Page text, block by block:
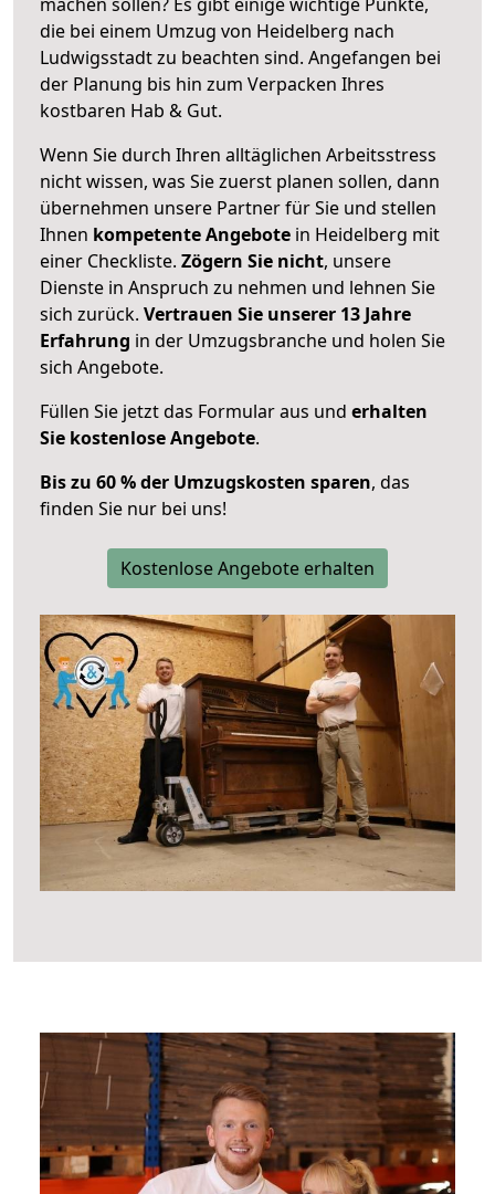
die bei einem Umzug von Heidelberg nach
Ludwigsstadt zu beachten sind. Angefangen bei
der Planung bis hin zum Verpacken Ihres
kostbaren Hab & Gut.
Wenn Sie durch Ihren alltäglichen Arbeitsstress
nicht wissen, was Sie zuerst planen sollen, dann
übernehmen unsere Partner für Sie und stellen
Ihnen kompetente Angebote in Heidelberg mit
einer Checkliste. Zögern Sie nicht, unsere
Dienste in Anspruch zu nehmen und lehnen Sie
sich zurück. Vertrauen Sie unserer 13 Jahre
Erfahrung in der Umzugsbranche und holen Sie
sich Angebote.
Füllen Sie jetzt das Formular aus und erhalten
Sie kostenlose Angebote.
Bis zu 60 % der Umzugskosten sparen, das
finden Sie nur bei uns!
Kostenlose Angebote erhalten